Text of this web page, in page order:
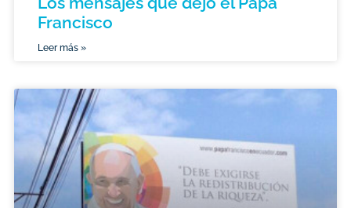
Francisco
Leer más »